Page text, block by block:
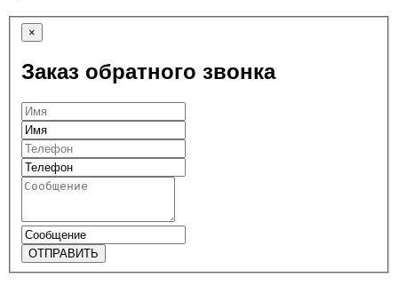
×
Заказ обратного звонка
ОТПРАВИТЬ